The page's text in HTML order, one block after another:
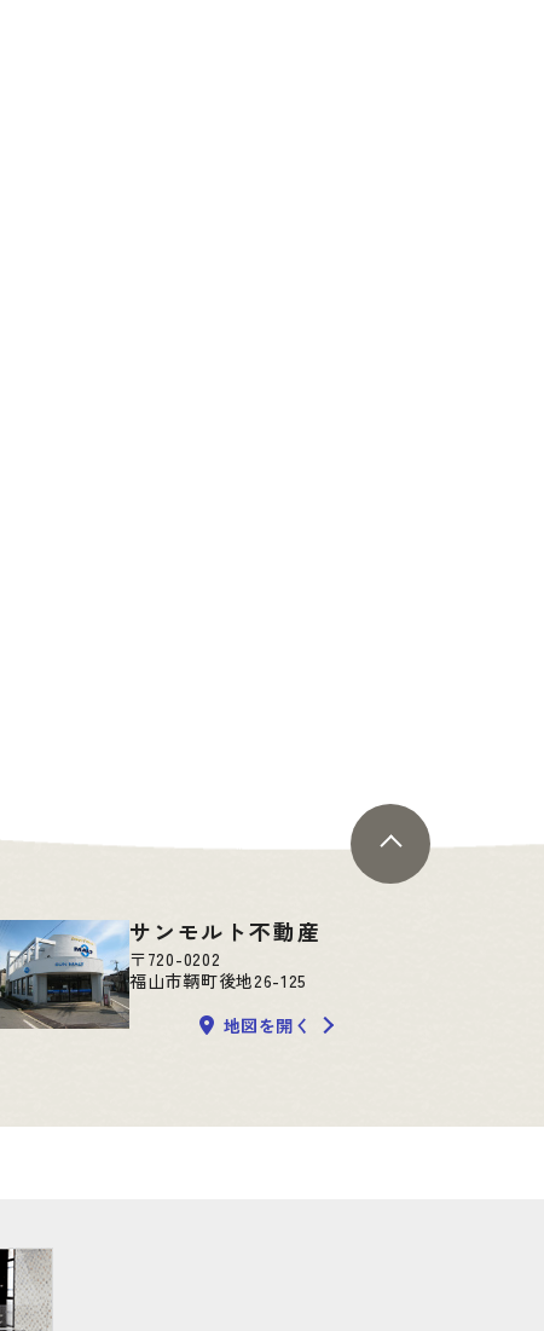
サンモルト不動産
〒720-0202
福山市鞆町後地26-125
地図を開く